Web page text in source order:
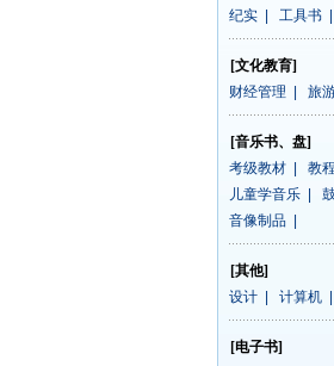
纪实
工具书
[文化教育]
财经管理
旅
[音乐书、盘]
考级教材
教
儿童学音乐
音像制品
[其他]
设计
计算机
[电子书]